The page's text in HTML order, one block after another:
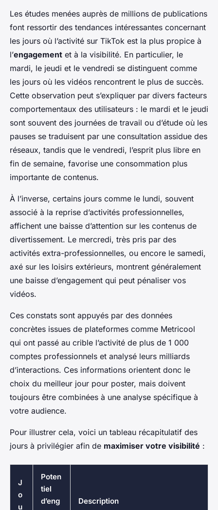
Les études menées auprès de millions de publications
font ressortir des tendances intéressantes concernant
les jours où l’activité sur TikTok est la plus propice à
l’engagement et à la visibilité. En particulier, le
mardi, le jeudi et le vendredi se distinguent comme
les jours où les vidéos rencontrent le plus de succès.
Cette observation peut s’expliquer par divers facteurs
comportementaux des utilisateurs : le mardi et le jeudi
sont souvent des journées de travail ou d’étude où les
pauses se traduisent par une consultation assidue des
réseaux, tandis que le vendredi, l’esprit plus libre en
fin de semaine, favorise une consommation plus
importante de contenus.
À l’inverse, certains jours comme le lundi, souvent
associé à la reprise d’activités professionnelles,
affichent une baisse d’attention sur les contenus de
divertissement. Le mercredi, très pris par des
activités extra-professionnelles, ou encore le samedi,
axé sur les loisirs extérieurs, montrent généralement
une baisse d’engagement qui peut pénaliser vos
vidéos.
Ces constats sont appuyés par des données
concrètes issues de plateformes comme Metricool
qui ont passé au crible l’activité de plus de 1 000
comptes professionnels et analysé leurs milliards
d’interactions. Ces informations orientent donc le
choix du meilleur jour pour poster, mais doivent
toujours être combinées à une analyse spécifique à
votre audience.
Pour illustrer cela, voici un tableau récapitulatif des
jours à privilégier afin de maximiser votre visibilité :
J
o
u
Poten
tiel
d’eng
Description